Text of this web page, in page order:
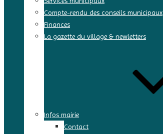
Compte-rendu des conseils municipaux
Finances
La gazette du village & newletters
Infos mairie
Contact